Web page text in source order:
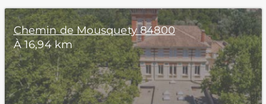
Chemin de Mousquety 84800
À 16,94 km